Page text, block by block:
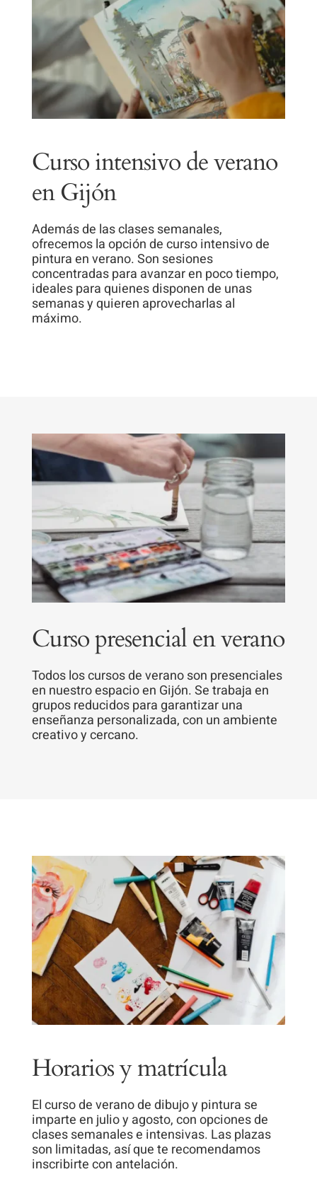
Curso intensivo de verano
en Gijón
Además de las clases semanales,
ofrecemos la opción de curso intensivo de
pintura en verano. Son sesiones
concentradas para avanzar en poco tiempo,
ideales para quienes disponen de unas
semanas y quieren aprovecharlas al
máximo.
Curso presencial en verano
Todos los cursos de verano son presenciales
en nuestro espacio en Gijón. Se trabaja en
grupos reducidos para garantizar una
enseñanza personalizada, con un ambiente
creativo y cercano.
Horarios y matrícula
El curso de verano de dibujo y pintura se
imparte en julio y agosto, con opciones de
clases semanales e intensivas. Las plazas
son limitadas, así que te recomendamos
inscribirte con antelación.